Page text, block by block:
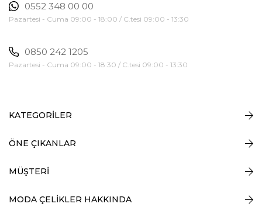
0552 348 00 00
Pazartesi - Cuma 09:00 - 18:00 / C.tesi 09:00 - 13:30
0850 242 1205
Pazartesi - Cuma 09:00 - 18:30 / C.tesi 09:00 - 13:30
KATEGORİLER
ÖNE ÇIKANLAR
MÜŞTERİ
MODA ÇELİKLER HAKKINDA